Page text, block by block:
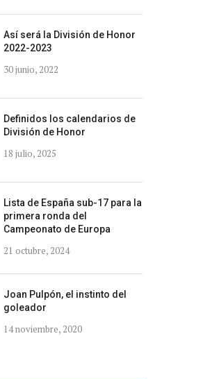
Así será la División de Honor
2022-2023
30 junio, 2022
Definidos los calendarios de
División de Honor
18 julio, 2025
Lista de España sub-17 para la
primera ronda del
Campeonato de Europa
21 octubre, 2024
Joan Pulpón, el instinto del
goleador
14 noviembre, 2020